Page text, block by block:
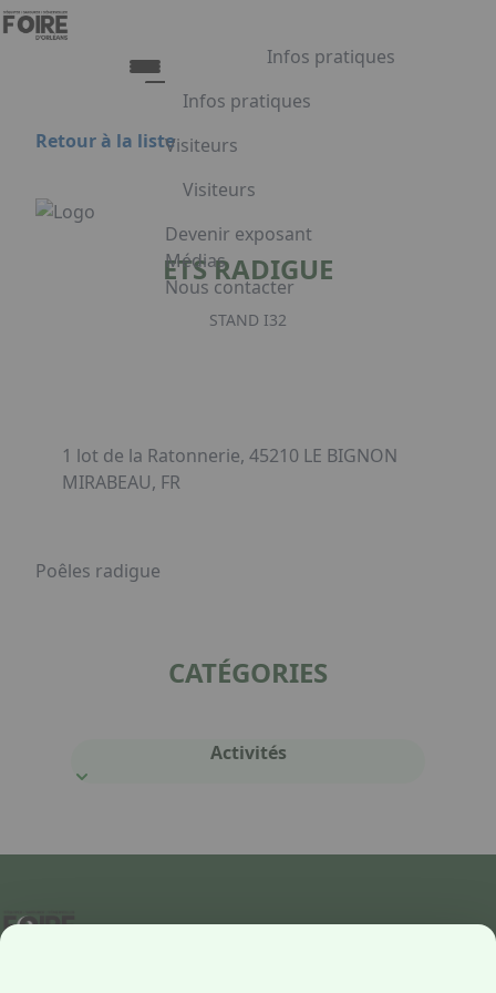
Aller au contenu principal
Infos pratiques
Infos pratiques
Tarifs et Horaires
Restauration
FAQ
Visiteurs
Visiteurs
Liste exposants
Plan du salon
Programme
Embarquement pour Venise
Devenir exposant
Médias
Nous contacter
Appuyez sur Entrée pour ouvrir le
Retour à la liste
ETS RADIGUE
STAND I32
1 lot de la Ratonnerie, 45210 LE BIGNON
MIRABEAU, FR
Poêles radigue
CATÉGORIES
Activités
Panneau de gestion des cookies